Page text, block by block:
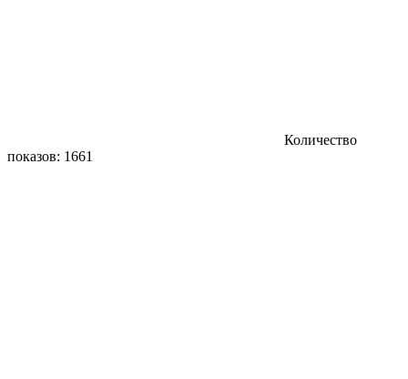
Количество
показов: 1661